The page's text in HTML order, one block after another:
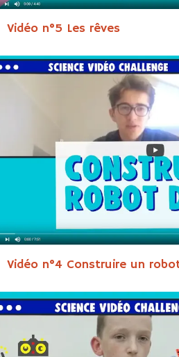
Vidéo n°5 Les rêves
Vidéo n°4 Construire un